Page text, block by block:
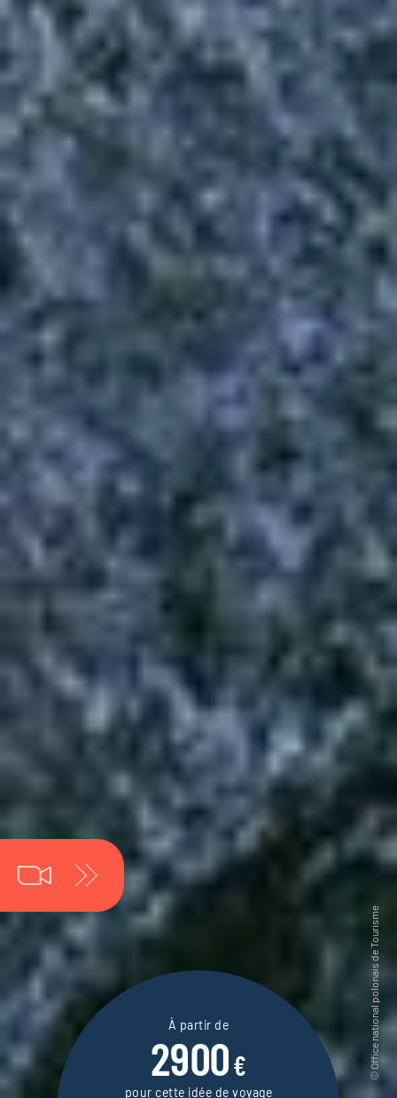
À partir de
2900€
pour cette idée de voyage